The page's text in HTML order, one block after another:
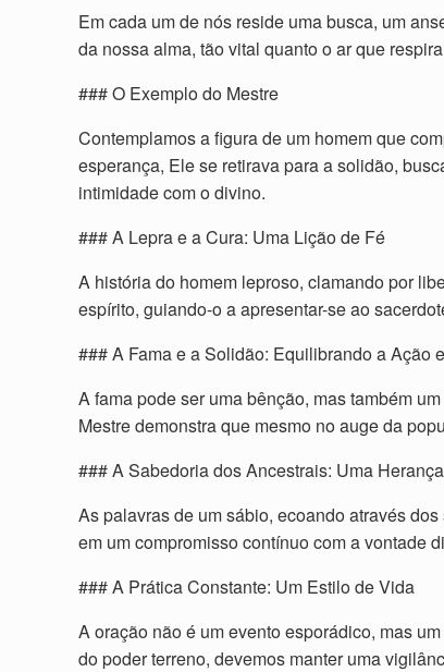
Em cada um de nós reside uma busca, um
da nossa alma, tão vital quanto o ar que
### O Exemplo do Mestre
Contemplamos a figura de um homem que
esperança, Ele se retirava para a solidão,
intimidade com o divino.
### A Lepra e a Cura: Uma Lição de Fé
A história do homem leproso, clamando por
espírito, guiando-o a apresentar-se ao
### A Fama e a Solidão: Equilibrando a Ação
A fama pode ser uma bênção, mas também
Mestre demonstra que mesmo no auge da
### A Sabedoria dos Ancestrais: Uma
As palavras de um sábio, ecoando através
em um compromisso contínuo com a vontade
### A Prática Constante: Um Estilo de Vida
A oração não é um evento esporádico, mas
do poder terreno, devemos manter uma